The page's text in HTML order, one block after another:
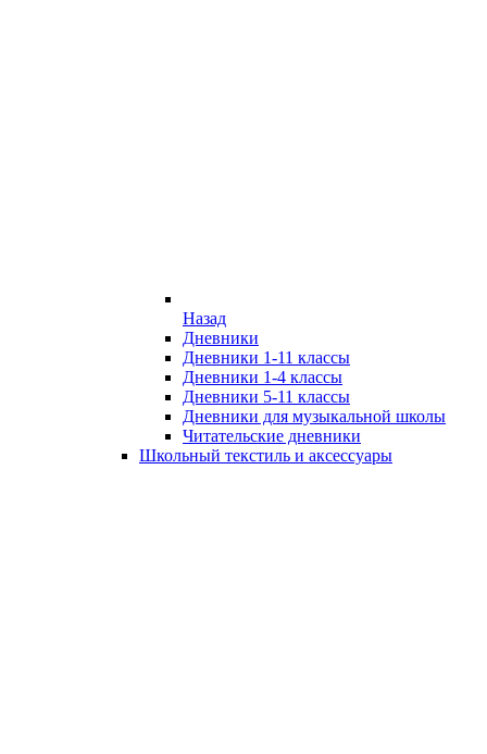
Назад
Дневники
Дневники 1-11 классы
Дневники 1-4 классы
Дневники 5-11 классы
Дневники для музыкальной школы
Читательские дневники
Школьный текстиль и аксессуары